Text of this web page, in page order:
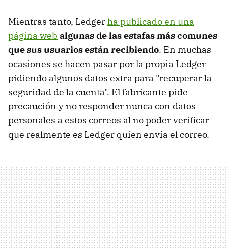
Mientras tanto, Ledgerha publicado en una
página web algunas de las estafas más comunes
que sus usuarios están recibiendo. En muchas
ocasiones se hacen pasar por la propia Ledger
pidiendo algunos datos extra para "recuperar la
seguridad de la cuenta". El fabricante pide
precaución y no responder nunca con datos
personales a estos correos al no poder verificar
que realmente es Ledger quien envía el correo.